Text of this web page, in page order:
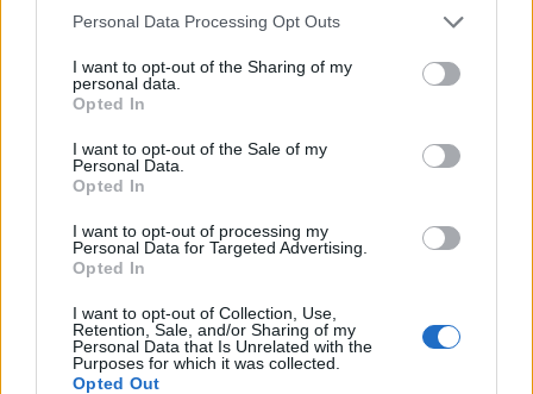
Personal Data Processing Opt Outs
I want to opt-out of the Sharing of my
personal data.
Opted In
I want to opt-out of the Sale of my
Personal Data.
Opted In
I want to opt-out of processing my
Personal Data for Targeted Advertising.
Opted In
I want to opt-out of Collection, Use,
Retention, Sale, and/or Sharing of my
Personal Data that Is Unrelated with the
Purposes for which it was collected.
Opted Out
26 Set 2013
Tre punti fondamentali per l'Halley Assemini
25 Set 2012